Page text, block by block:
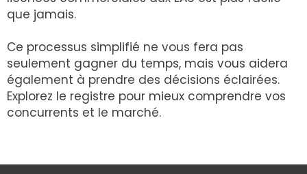
que jamais.
Ce processus simplifié ne vous fera pas
seulement gagner du temps, mais vous aidera
également à prendre des décisions éclairées.
Explorez le registre pour mieux comprendre vos
concurrents et le marché.